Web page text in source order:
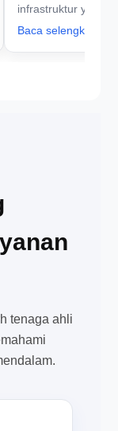
infrastruktur yang
PT Aspal Hotmix
Baca
tenaga ahli